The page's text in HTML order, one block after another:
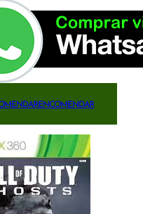
ENCOMENDAR